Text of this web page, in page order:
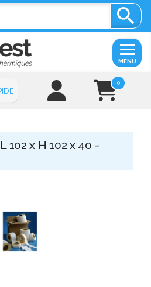

0
MENU
102 x H 102 x 40 -